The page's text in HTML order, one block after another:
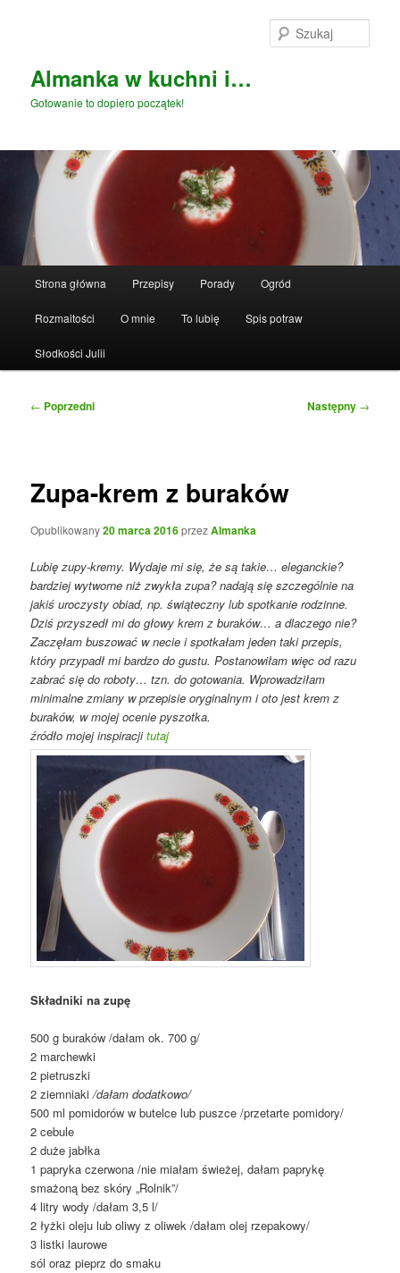
Almanka w kuchni i…
Gotowanie to dopiero początek!
Strona główna Przepisy Porady Ogród
Rozmaitości O mnie To lubię Spis potraw
Słodkości Julii
Nawigacja
← Poprzedni Następny →
Zupa-krem z buraków
Opublikowany20 marca 2016przezAlmanka
Lubię zupy-kremy. Wydaje mi się, że są takie… eleganckie?
bardziej wytworne niż zwykła zupa? nadają się szczególnie na
jakiś uroczysty obiad, np. świąteczny lub spotkanie rodzinne.
Dziś przyszedł mi do głowy krem z buraków… a dlaczego nie?
Zaczęłam buszować w necie i spotkałam jeden taki przepis,
który przypadł mi bardzo do gustu. Postanowiłam więc od razu
zabrać się do roboty… tzn. do gotowania. Wprowadziłam
minimalne zmiany w przepisie oryginalnym i oto jest krem z
buraków, w mojej ocenie pyszotka.
źródło mojej inspiracjitutaj
Składniki na zupę
500 g buraków /dałam ok. 700 g/
2 marchewki
2 pietruszki
2 ziemniaki/dałam dodatkowo/
500 ml pomidorów w butelce lub puszce /przetarte pomidory/
2 cebule
2 duże jabłka
1 papryka czerwona /nie miałam świeżej, dałam paprykę
smażoną bez skóry „Rolnik”/
4 litry wody /dałam 3,5 l/
2 łyżki oleju lub oliwy z oliwek /dałam olej rzepakowy/
3 listki laurowe
sól oraz pieprz do smaku